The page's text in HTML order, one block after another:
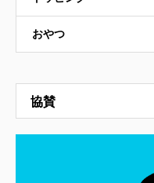
おやつ
協賛